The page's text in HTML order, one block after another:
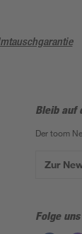
Bleib auf
Der toom
Zur
Folge uns